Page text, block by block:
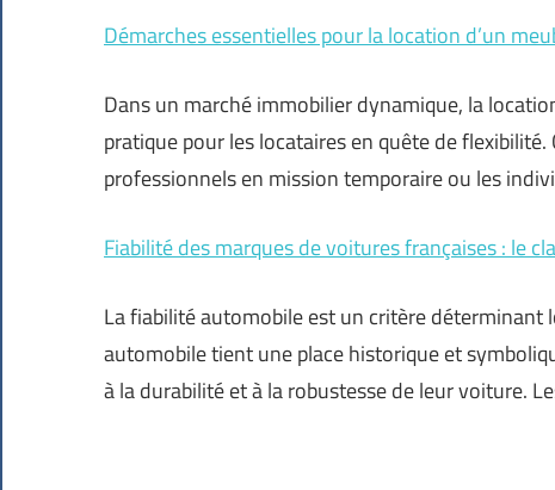
Démarches essentielles pour la location d’un
Dans un marché immobilier dynamique, la
pratique pour les locataires en quête de
professionnels en mission temporaire ou les
Fiabilité des marques de voitures françaises : le
La fiabilité automobile est un critère déterminant
automobile tient une place historique et
à la durabilité et à la robustesse de leur voiture.